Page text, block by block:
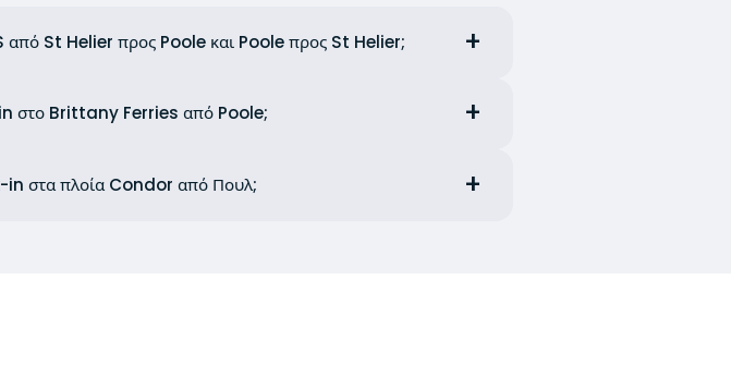
από St Helier προς Poole και Poole προς St Helier;
in στο Brittany Ferries από Poole;
in στα πλοία Condor από Πουλ;